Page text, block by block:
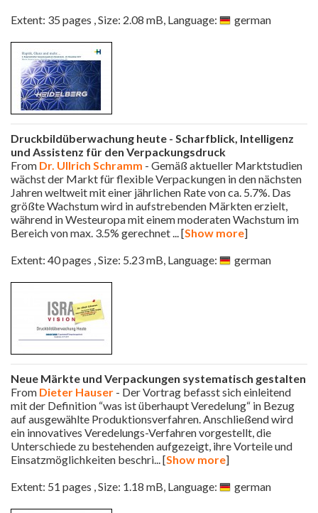
Extent: 35 pages , Size: 2.08 mB, Language:
german
Druckbildüberwachung heute - Scharfblick, Intelligenz
und Assistenz für den Verpackungsdruck
From Dr. Ullrich Schramm - Gemäß aktueller Marktstudien
wächst der Markt für flexible Verpackungen in den nächsten
Jahren weltweit mit einer jährlichen Rate von ca. 5.7%. Das
größte Wachstum wird in aufstrebenden Märkten erzielt,
während in Westeuropa mit einem moderaten Wachstum im
Bereich von max. 3.5% gerechnet... [Show more]
Extent: 40 pages , Size: 5.23 mB, Language:
german
Neue Märkte und Verpackungen systematisch gestalten
From Dieter Hauser - Der Vortrag befasst sich einleitend
mit der Definition “was ist überhaupt Veredelung“ in Bezug
auf ausgewählte Produktionsverfahren. Anschließend wird
ein innovatives Veredelungs-Verfahren vorgestellt, die
Unterschiede zu bestehenden aufgezeigt, ihre Vorteile und
Einsatzmöglichkeiten beschri... [Show more]
Extent: 51 pages , Size: 1.18 mB, Language:
german